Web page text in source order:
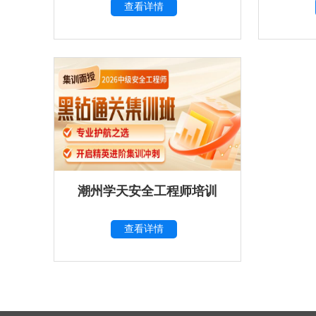
查看详情
潮州学天安全工程师培训
查看详情